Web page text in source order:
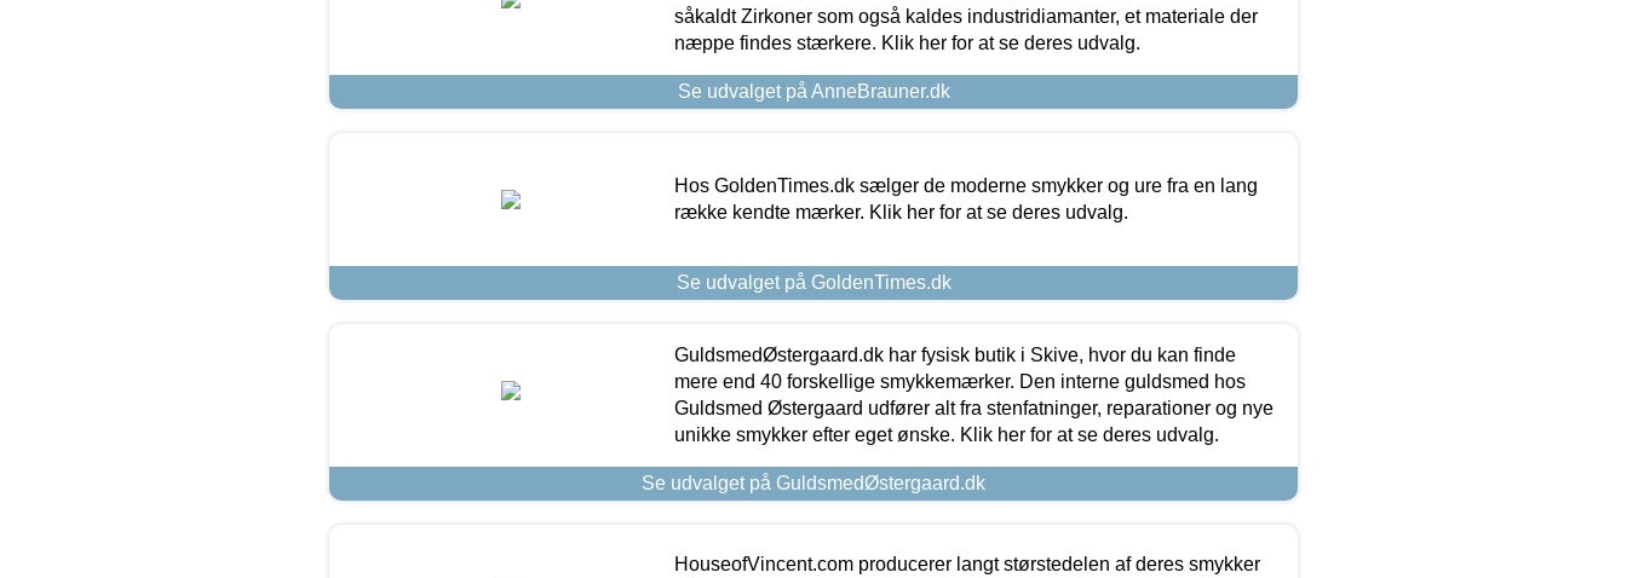
såkaldt Zirkoner som også kaldes industridiamanter, et materiale der
næppe findes stærkere. Klik her for at se deres udvalg.
Se udvalget på AnneBrauner.dk
Hos GoldenTimes.dk sælger de moderne smykker og ure fra en lang
række kendte mærker. Klik her for at se deres udvalg.
Se udvalget på GoldenTimes.dk
GuldsmedØstergaard.dk har fysisk butik i Skive, hvor du kan finde
mere end 40 forskellige smykkemærker. Den interne guldsmed hos
Guldsmed Østergaard udfører alt fra stenfatninger, reparationer og nye
unikke smykker efter eget ønske. Klik her for at se deres udvalg.
Se udvalget på GuldsmedØstergaard.dk
HouseofVincent.com producerer langt størstedelen af deres smykker